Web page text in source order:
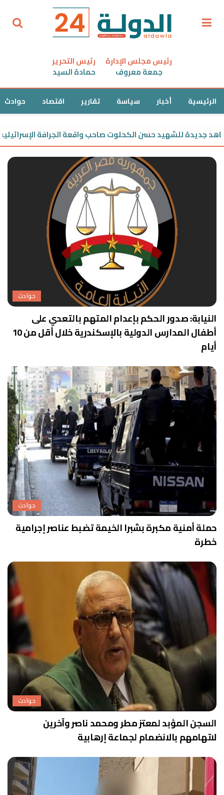
رئيس مجلس الإدارة
جمعة معروف
رئيس التحرير
حمادة السيد
الرئيسية أخبار سياسة تقارير اقتصاد حوادث
للشهيد حسن الكحلوت صاحب واقعة الجرافة الإسرائيلية
حوادث
النيابة: صدور الحكم بإعدام المتهم بالتعدي على
أطفال المدارس الدولية بالإسكندرية خلال أقل من 10
أيام
حوادث
حملة أمنية مكبرة بشبرا الخيمة تضبط عناصر إجرامية
خطرة
حوادث
السجن المؤبد لمعتز مطر ومحمد ناصر وآخرين
لاتهامهم بالانضمام لجماعة إرهابية